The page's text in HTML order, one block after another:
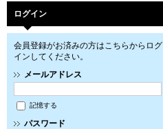
ログイン
会員登録がお済みの方はこちらからログ
インしてください。
メールアドレス
記憶する
パスワード